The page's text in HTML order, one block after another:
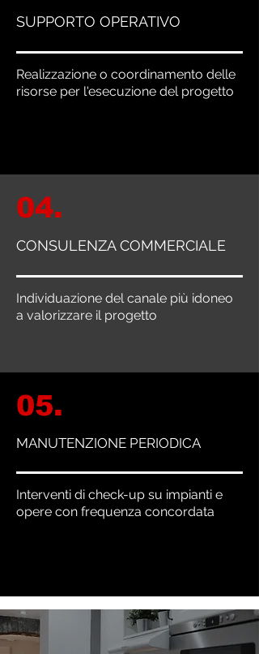
SUPPORTO OPERATIVO
Realizzazione o coordinamento delle
risorse per l'esecuzione del progetto
04.
CONSULENZA COMMERCIALE
Individuazione del canale più idoneo
a valorizzare il progetto
05.
MANUTENZIONE PERIODICA
Interventi di check-up su impianti e
opere con frequenza concordata